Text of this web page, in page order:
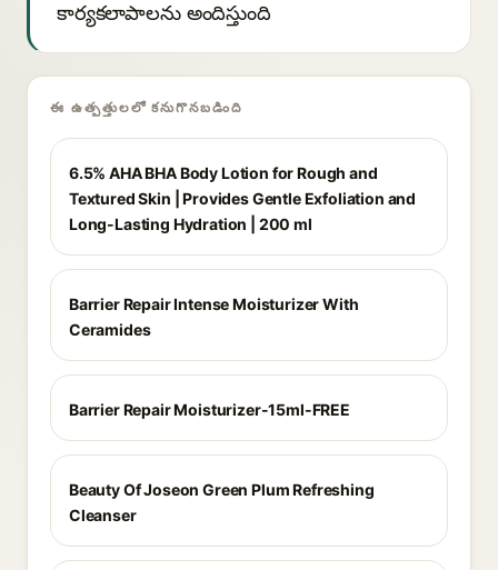
కార్యకలాపాలను అందిస్తుంది
ఈ ఉత్పత్తులలో కనుగొనబడింది
6.5% AHA BHA Body Lotion for Rough and
Textured Skin | Provides Gentle Exfoliation and
Long-Lasting Hydration | 200 ml
Barrier Repair Intense Moisturizer With
Ceramides
Barrier Repair Moisturizer-15ml-FREE
Beauty Of Joseon Green Plum Refreshing
Cleanser